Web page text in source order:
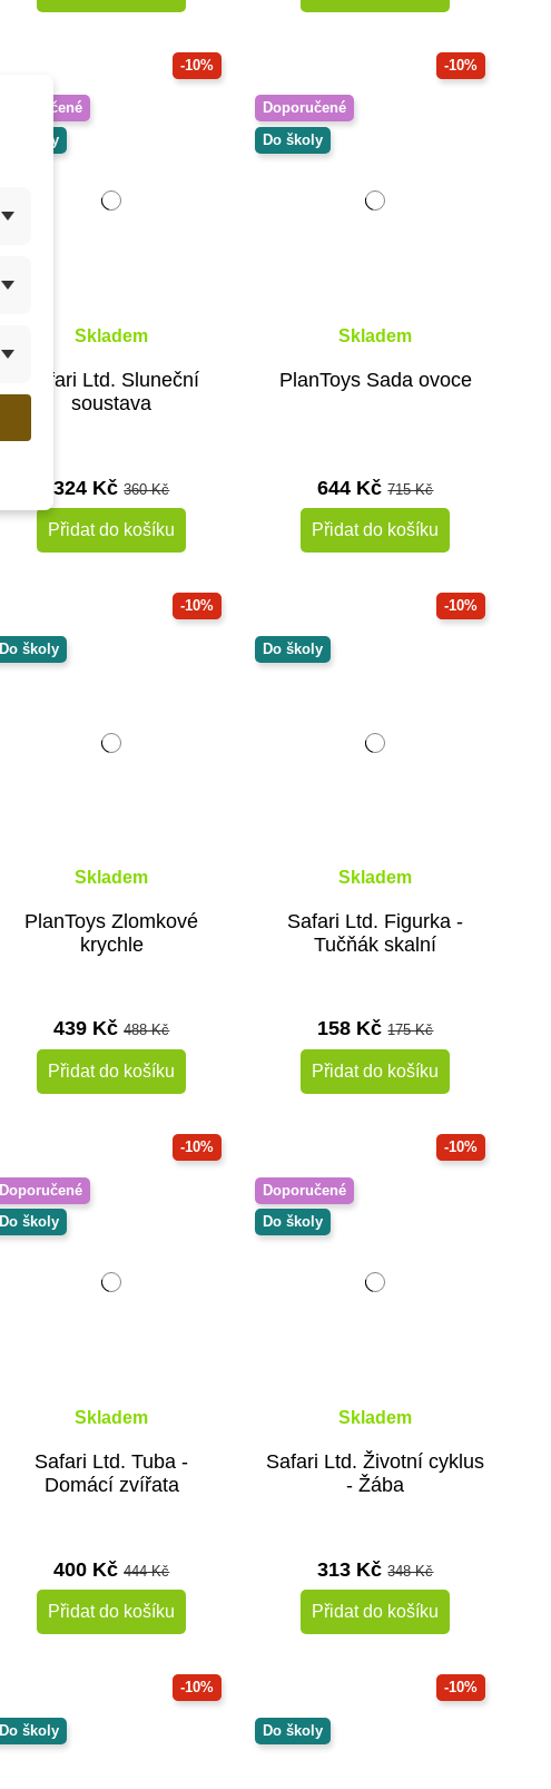
-10%
Doporučené
Do školy
Skladem
Safari Ltd. Sluneční
soustava
324 Kč360 Kč
Přidat do košíku
-10%
Doporučené
Do školy
Skladem
PlanToys Sada ovoce
644 Kč715 Kč
Přidat do košíku
-10%
Do školy
Skladem
PlanToys Zlomkové
krychle
439 Kč488 Kč
Přidat do košíku
-10%
Do školy
Skladem
Safari Ltd. Figurka -
Tučňák skalní
158 Kč175 Kč
Přidat do košíku
-10%
Doporučené
Do školy
Skladem
Safari Ltd. Tuba -
Domácí zvířata
400 Kč444 Kč
Přidat do košíku
-10%
Doporučené
Do školy
Skladem
Safari Ltd. Životní cyklus
- Žába
313 Kč348 Kč
Přidat do košíku
-10%
Do školy
-10%
Do školy